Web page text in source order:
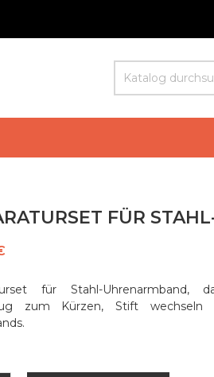
FÜR
für Stahl-Uhrenarmband,
zum Kürzen, Stift wechseln